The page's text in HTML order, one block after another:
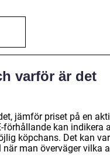
varför är det
jämför priset på en
kan indikera
köpchans. Det kan
man överväger vilka